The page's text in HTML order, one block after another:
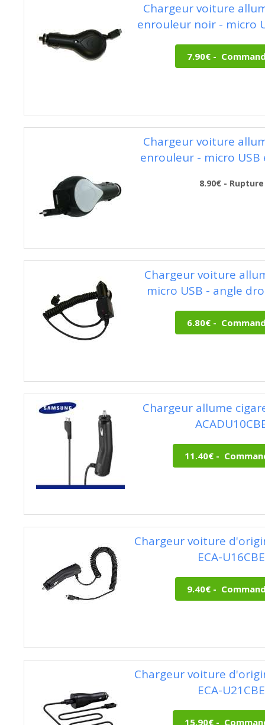
Chargeur voiture
enrouleur noir - micro
Chargeur voiture
enrouleur - micro USB
8.90€ - Rupture
Chargeur voiture
micro USB - angle
Chargeur allume
Chargeur voiture
ECA-U16CBE
Chargeur voiture
ECA-U21CBE